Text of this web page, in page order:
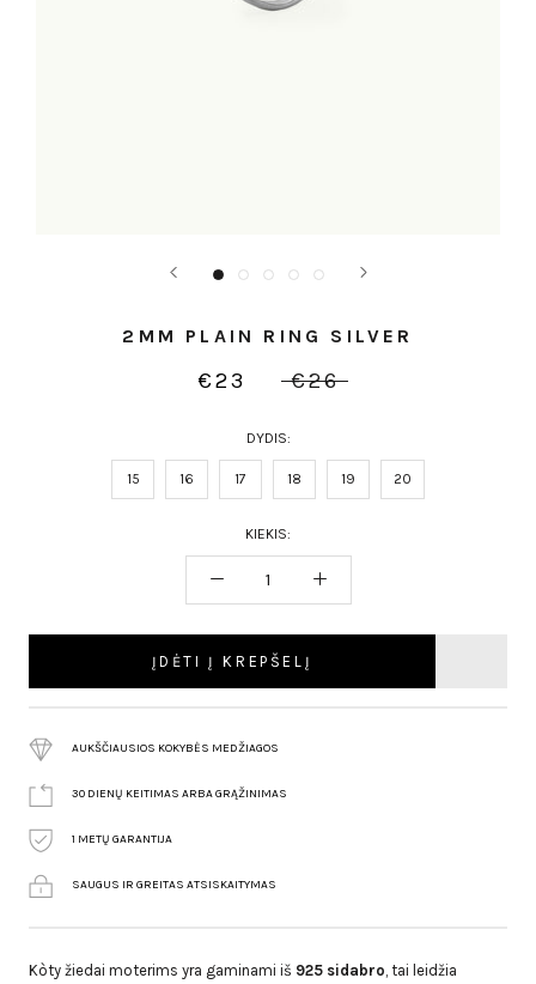
2MM PLAIN RING SILVER
€23 €26
DYDIS:
15 16 17 18 19 20
KIEKIS:
ĮDĖTI Į KREPŠELĮ
AUKŠČIAUSIOS KOKYBĖS MEDŽIAGOS
30 DIENŲ KEITIMAS ARBA GRĄŽINIMAS
1 METŲ GARANTIJA
SAUGUS IR GREITAS ATSISKAITYMAS
Kòty žiedai moterims yra gaminami iš 925 sidabro , tai leidžia